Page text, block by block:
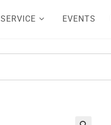
SERVICE EVENTS